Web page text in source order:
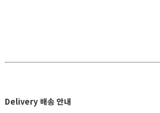
Delivery 배송 안내